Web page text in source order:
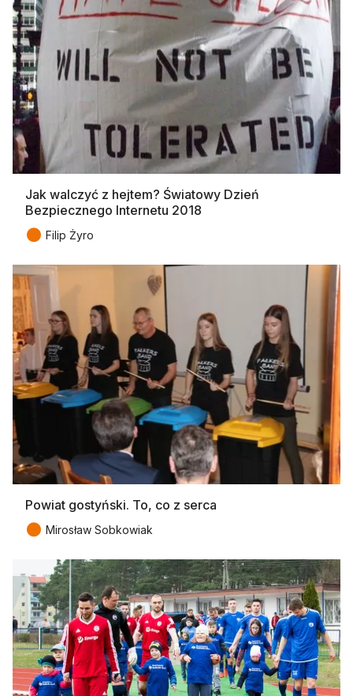
Jak walczyć z hejtem? Światowy Dzień
Bezpiecznego Internetu 2018
● Filip Żyro
Powiat gostyński. To, co z serca
● Mirosław Sobkowiak